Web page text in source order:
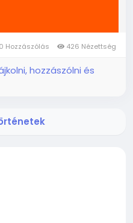
Hozzászólás 426 Nézettség
hozzászólni és